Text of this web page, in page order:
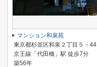
マンション和泉苑
東京都杉並区和泉２丁目５－44
京王線「代田橋」駅 徒歩7分
築56年